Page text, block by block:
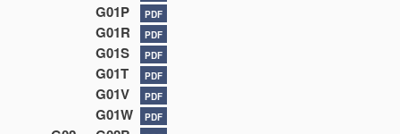
G01P PDF
G01R PDF
G01S PDF
G01T PDF
G01V PDF
G01W PDF